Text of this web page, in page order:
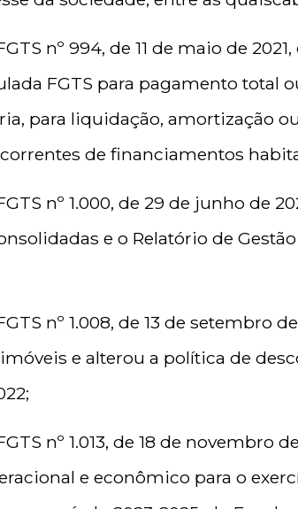
nº 994, de 11 de maio de
FGTS para pagamento total
para liquidação, amortização
de financiamentos
nº 1.000, de 29 de junho de
e o Relatório de
nº 1.008, de 13 de setembro
e alterou a política de
nº 1.013, de 18 de novembro
e econômico para o